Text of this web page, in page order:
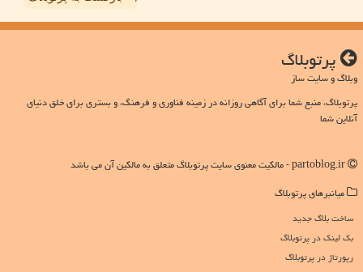
پرتوبلاگ
وبلاگ و سایت ساز
پرتوبلاگ، منبع شما برای آگاهی روزانه در زمینه فناوری و فرهنگ، و بستری برای خلق دنیای
آنلاین شما
میانبرهای پرتوبلاگ
ساخت بلاگ جدید
بک لینک در پرتوبلاگ
رپورتاژ در پرتوبلاگ